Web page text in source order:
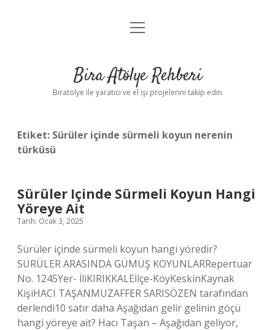
Anasayfa
Yasal Uyarı
menüyü
Bira Atölye Rehberi
Biratolye ile yaratıcı ve el işi projelerini takip edin
Etiket: Sürüler içinde sürmeli koyun nerenin
türküsü
Sürüler Içinde Sürmeli Koyun Hangi
Yöreye Ait
Tarih: Ocak 3, 2025
Sürüler içinde sürmeli koyun hangi yöredir?
SÜRÜLER ARASINDA GÜMÜŞ KOYUNLARRepertuar
No. 1245Yer- İliKIRIKKALEİlçe-KöyKeskinKaynak
KişiHACI TAŞANMUZAFFER SARISÖZEN tarafından
derlendi10 satır daha Aşağıdan gelir gelinin göçü
hangi yöreye ait? Hacı Taşan – Aşağıdan geliyor,